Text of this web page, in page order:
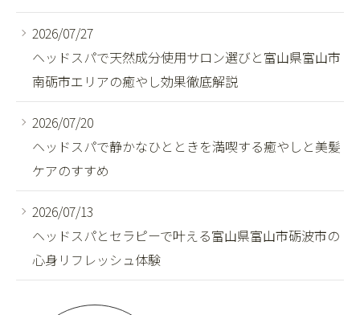
2026/07/27
ヘッドスパで天然成分使用サロン選びと富山県富山市
南砺市エリアの癒やし効果徹底解説
2026/07/20
ヘッドスパで静かなひとときを満喫する癒やしと美髪
ケアのすすめ
2026/07/13
ヘッドスパとセラピーで叶える富山県富山市砺波市の
心身リフレッシュ体験